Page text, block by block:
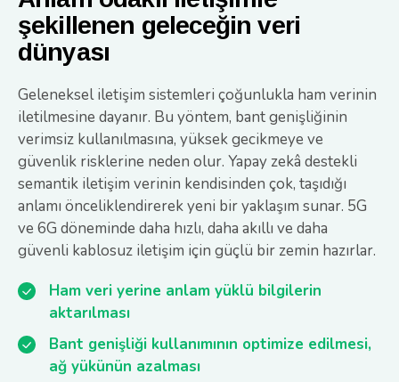
şekillenen geleceğin veri
dünyası
Geleneksel iletişim sistemleri çoğunlukla ham verinin
iletilmesine dayanır. Bu yöntem, bant genişliğinin
verimsiz kullanılmasına, yüksek gecikmeye ve
güvenlik risklerine neden olur. Yapay zekâ destekli
semantik iletişim verinin kendisinden çok, taşıdığı
anlamı önceliklendirerek yeni bir yaklaşım sunar. 5G
ve 6G döneminde daha hızlı, daha akıllı ve daha
güvenli kablosuz iletişim için güçlü bir zemin hazırlar.
Ham veri yerine anlam yüklü bilgilerin
aktarılması
Bant genişliği kullanımının optimize edilmesi,
ağ yükünün azalması